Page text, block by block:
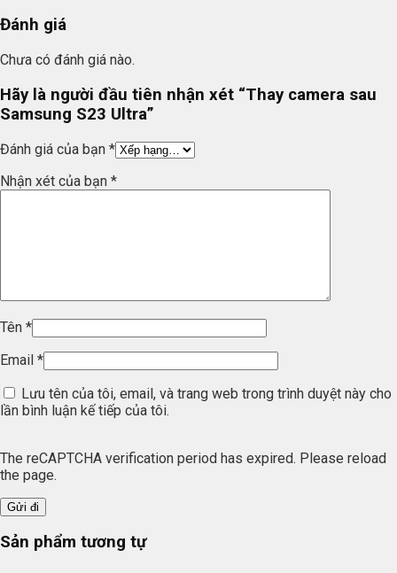
Đánh giá
Chưa có đánh giá nào.
Hãy là người đầu tiên nhận xét “Thay camera sau
Samsung S23 Ultra”
Đánh giá của bạn *
Nhận xét của bạn *
Tên *
Email *
Lưu tên của tôi, email, và trang web trong trình duyệt này cho
lần bình luận kế tiếp của tôi.
The reCAPTCHA verification period has expired. Please reload
the page.
Sản phẩm tương tự